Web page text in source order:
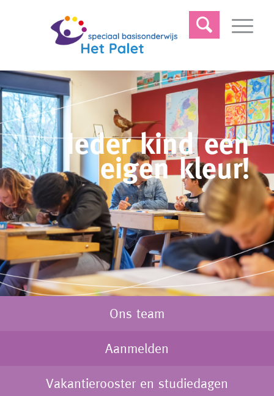
Ieder kind een
eigen kleur!
Ons team
Aanmelden
Vakantierooster en studiedagen